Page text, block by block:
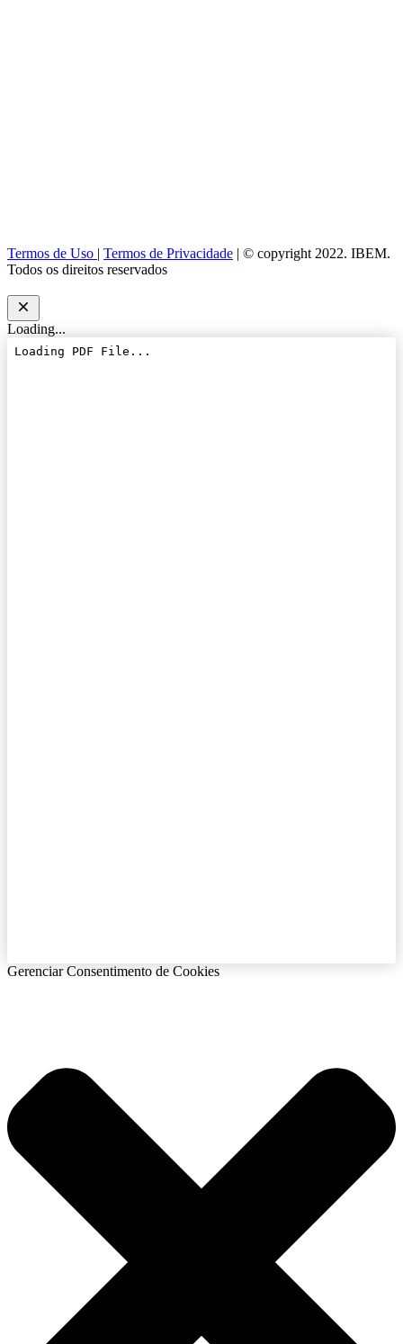
Termos de Uso | Termos de Privacidade | © copyright 2022. IBEM.
Todos os direitos reservados
Loading...
Gerenciar Consentimento de Cookies